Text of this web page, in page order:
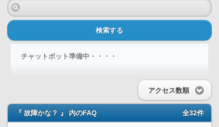
検索する
チャットボット準備中・・・・
アクセス数順
『 故障かな？ 』 内のFAQ 全32件